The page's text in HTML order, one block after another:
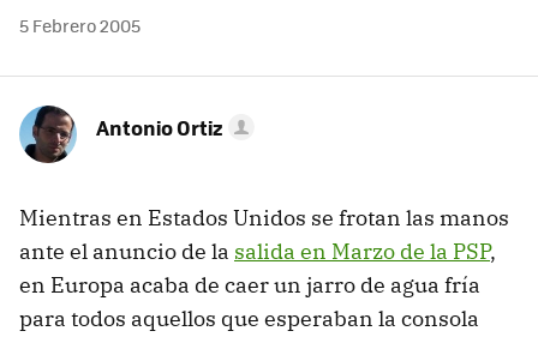
5 Febrero 2005
Antonio Ortiz
Mientras en Estados Unidos se frotan las manos
ante el anuncio de la salida en Marzo de la PSP,
en Europa acaba de caer un jarro de agua fría
para todos aquellos que esperaban la consola